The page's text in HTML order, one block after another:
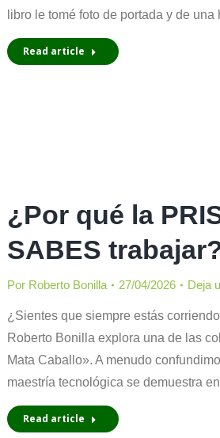
libro le tomé foto de portada y de
Read article
¿Por qué la
SABES
Por Roberto Bonilla 27/04/2026 Deja
¿Sientes que siempre estás
Roberto Bonilla explora una de las
Mata Caballo». A menudo
maestría tecnológica se demuestra
Read article